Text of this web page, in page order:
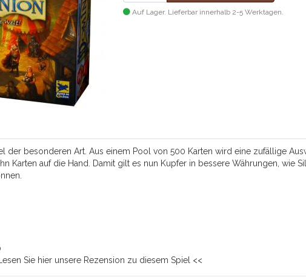
Auf Lager. Lieferbar innerhalb 2-5 Werktagen.
der besonderen Art. Aus einem Pool von 500 Karten wird eine zufällige
Karten auf die Hand. Damit gilt es nun Kupfer in bessere Währungen, wie
Sie hier unsere Rezension zu diesem Spiel <<